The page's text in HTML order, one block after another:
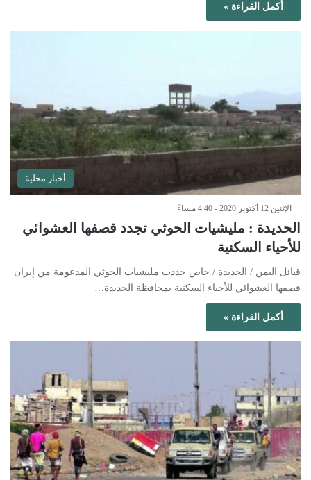
أكمل القراءة »
أخبار محلية
الإثنين 12 أكتوبر 2020 - 4:40 مساءً
الحديدة : مليشيات الحوثي تجدد قصفها العشوائي
للأحياء السكنية
قبائل اليمن / الحديدة / خاص جددت مليشيات الحوثي المدعومة من إيران
قصفها العشوائي للأحياء السكنية بمحافظة الحديدة…
أكمل القراءة »